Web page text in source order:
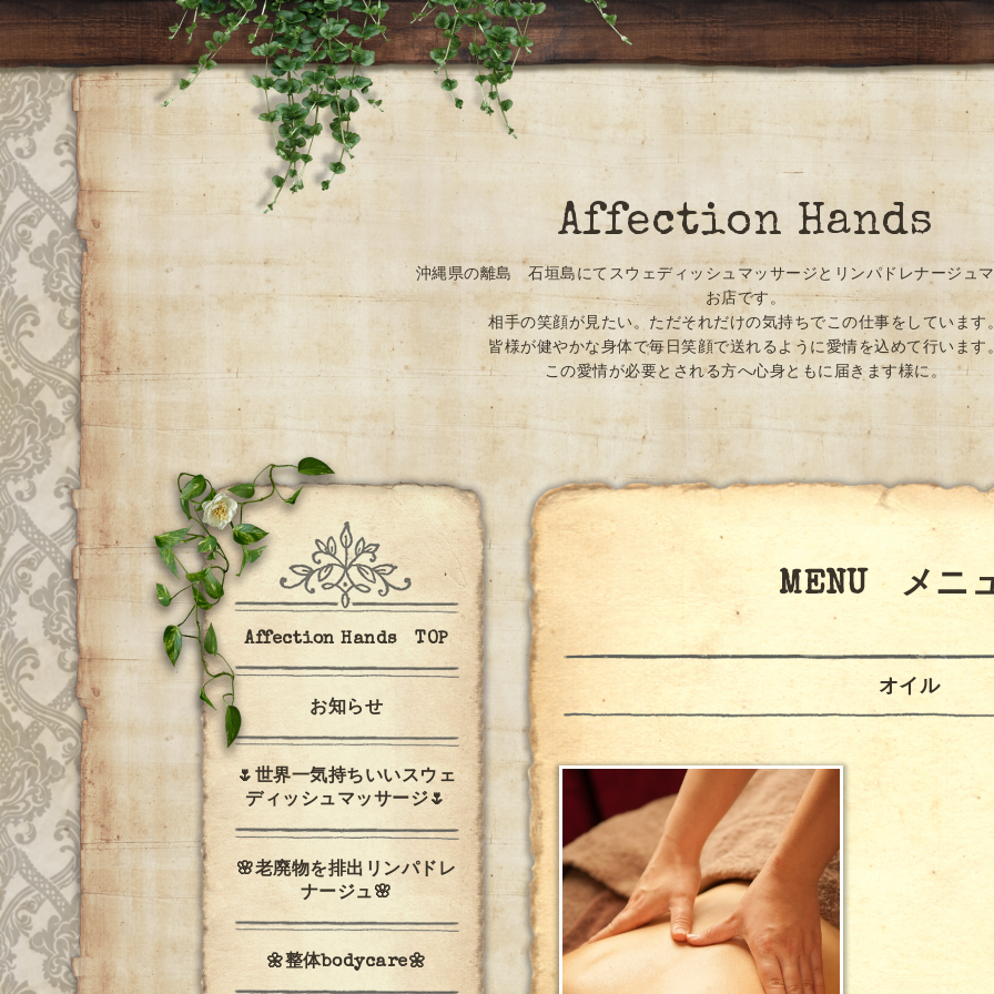
Affection Hands
沖縄県の離島 石垣島にてスウェディッシュマッサージとリンパドレナージュ
お店です。
相手の笑顔が見たい。ただそれだけの気持ちでこの仕事をしています
皆様が健やかな身体で毎日笑顔で送れるように愛情を込めて行います
この愛情が必要とされる方へ心身ともに届きます様に。
MENU メニ
オイル
Affection Hands TOP
お知らせ
🌷世界一気持ちいいスウェ
ディッシュマッサージ🌷
🌸老廃物を排出リンパドレ
ナージュ🌸
🌼整体bodycare🌼